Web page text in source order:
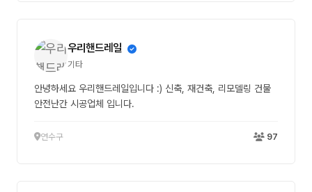
우리핸드레일
기타
안녕하세요 우리핸드레일입니다 :) 신축, 재건축, 리모델링 건물
안전난간 시공업체 입니다.
연수구 97